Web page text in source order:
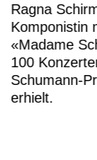
Ragna
Komponistin
«Madame
100
Schumann-
erhielt.